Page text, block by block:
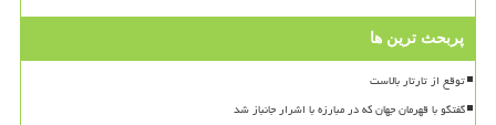
پربحث ترین ها
توقع از تارتار بالاست
گفتگو با قهرمان جهان که در مبارزه با اشرار جانباز شد